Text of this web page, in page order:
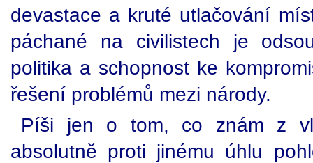
devastace a kruté utlačování
páchané na civilistech je
politika a schopnost ke
řešení problémů mezi národy.
Píši jen o tom, co znám z
absolutně proti jinému úhlu